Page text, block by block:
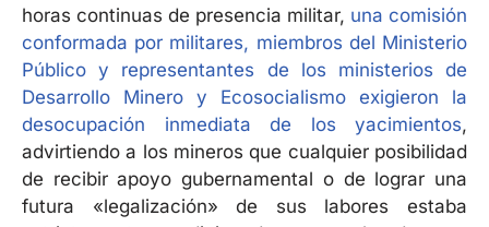
horas continuas de presencia militar, una comisión
conformada por militares, miembros del Ministerio
Público y representantes de los ministerios de
Desarrollo Minero y Ecosocialismo exigieron la
desocupación inmediata de los yacimientos,
advirtiendo a los mineros que cualquier posibilidad
de recibir apoyo gubernamental o de lograr una
futura «legalización» de sus labores estaba